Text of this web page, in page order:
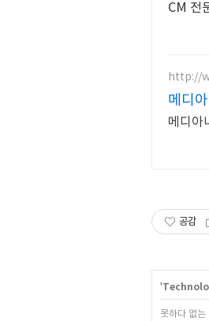
CM 전
http://
메디
메디아
공감
'
못하다 없는